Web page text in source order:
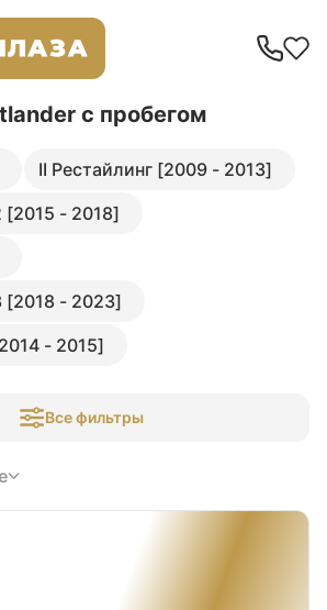
с пробегом
II Рестайлинг [2009 - 2013]
[2015 - 2018]
[2018 - 2023]
- 2015]
Все фильтры